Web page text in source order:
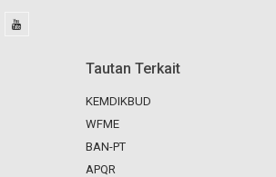
Tautan Terkait
KEMDIKBUD
WFME
BAN-PT
APQR